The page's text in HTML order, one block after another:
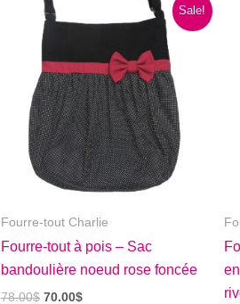
Sale!
Fourre-tout Charlie
Fourre-tout à pois – Sac
bandoulière noeud rose foncée
78.00$ Le
70.00$Le